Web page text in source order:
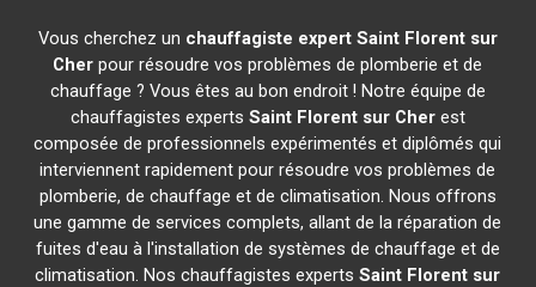
Vous cherchez un chauffagiste expert Saint Florent sur
Cher pour résoudre vos problèmes de plomberie et de
chauffage ? Vous êtes au bon endroit ! Notre équipe de
chauffagistes experts Saint Florent sur Cherest
composée de professionnels expérimentés et diplômés qui
interviennent rapidement pour résoudre vos problèmes de
plomberie, de chauffage et de climatisation. Nous offrons
une gamme de services complets, allant de la réparation de
fuites d'eau à l'installation de systèmes de chauffage et de
climatisation. Nos chauffagistes expertsSaint Florent sur